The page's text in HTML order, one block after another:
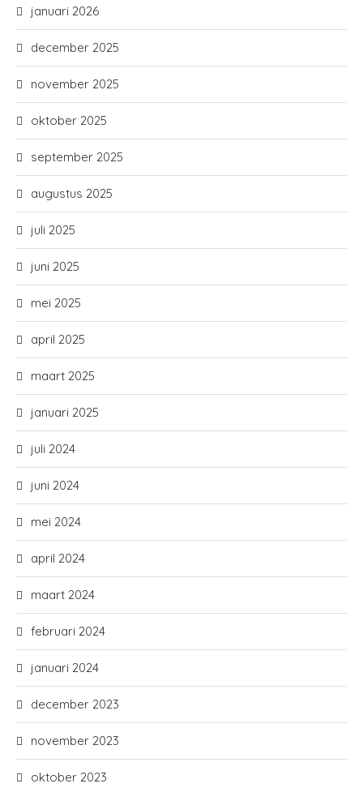
januari 2026
december 2025
november 2025
oktober 2025
september 2025
augustus 2025
juli 2025
juni 2025
mei 2025
april 2025
maart 2025
januari 2025
juli 2024
juni 2024
mei 2024
april 2024
maart 2024
februari 2024
januari 2024
december 2023
november 2023
oktober 2023